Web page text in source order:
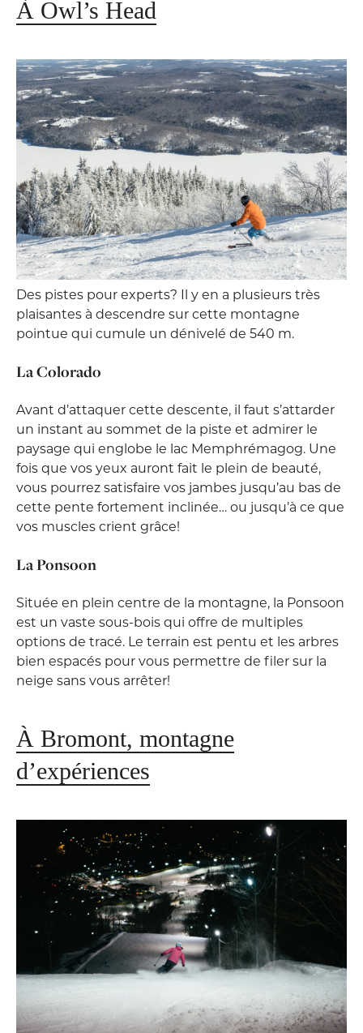
À Owl’s Head
Des pistes pour experts? Il y en a plusieurs très
plaisantes à descendre sur cette montagne
pointue qui cumule un dénivelé de 540 m.
La Colorado
Avant d’attaquer cette descente, il faut s’attarder
un instant au sommet de la piste et admirer le
paysage qui englobe le lac Memphrémagog. Une
fois que vos yeux auront fait le plein de beauté,
vous pourrez satisfaire vos jambes jusqu’au bas de
cette pente fortement inclinée… ou jusqu’à ce que
vos muscles crient grâce!
La Ponsoon
Située en plein centre de la montagne, la Ponsoon
est un vaste sous-bois qui offre de multiples
options de tracé. Le terrain est pentu et les arbres
bien espacés pour vous permettre de filer sur la
neige sans vous arrêter!
À Bromont, montagne
d’expériences